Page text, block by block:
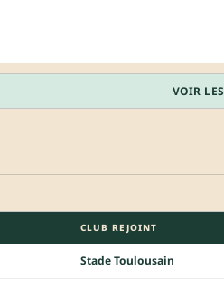
VOIR
CLUB REJOINT
Stade Toulousain